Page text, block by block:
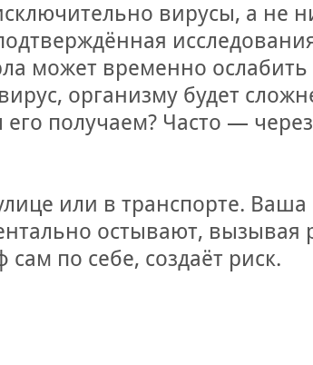
вирусы, а не
может временно
организму будет
получаем? Часто —
или в транспорте.
остывают, вызывая
по себе, создаёт риск.